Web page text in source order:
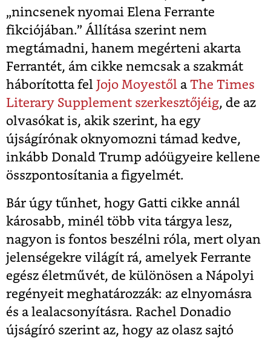
„nincsenek nyomai Elena Ferrante
fikciójában.” Állítása szerint nem
megtámadni, hanem megérteni akarta
Ferrantét, ám cikke nemcsak a szakmát
háborította fel Jojo Moyestől aThe Times
Literary Supplement szerkesztőjéig, de az
olvasókat is, akik szerint, ha egy
újságírónak oknyomozni támad kedve,
inkább Donald Trump adóügyeire kellene
összpontosítania a figyelmét.
Bár úgy tűnhet, hogy Gatti cikke annál
károsabb, minél több vita tárgya lesz,
nagyon is fontos beszélni róla, mert olyan
jelenségekre világít rá, amelyek Ferrante
egész életművét, de különösen a Nápolyi
regényeit meghatározzák: az elnyomásra
és a lealacsonyításra. Rachel Donadio
újságíró szerint az, hogy az olasz sajtó